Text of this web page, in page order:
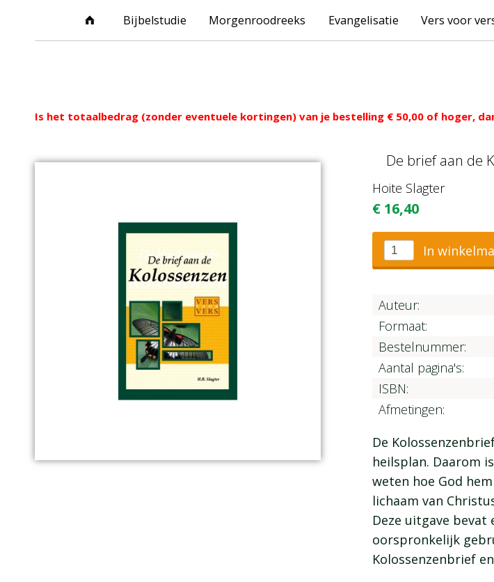
Bijbelstudie Morgenroodreeks Evangelisatie Vers voor
Webshop
Is het totaalbedrag (zonder eventuele kortingen) van je bestelling € 50,00 of hoger,
De brief aan de
Hoite Slagter
€ 16,40
In
Auteur:
Formaat:
Bestelnummer:
Aantal pagina's:
ISBN:
Afmetingen:
De
heilsplan. Daarom
weten hoe God
lichaam van
Deze uitgave
oorspronkelijk
Kolossenzenbrief